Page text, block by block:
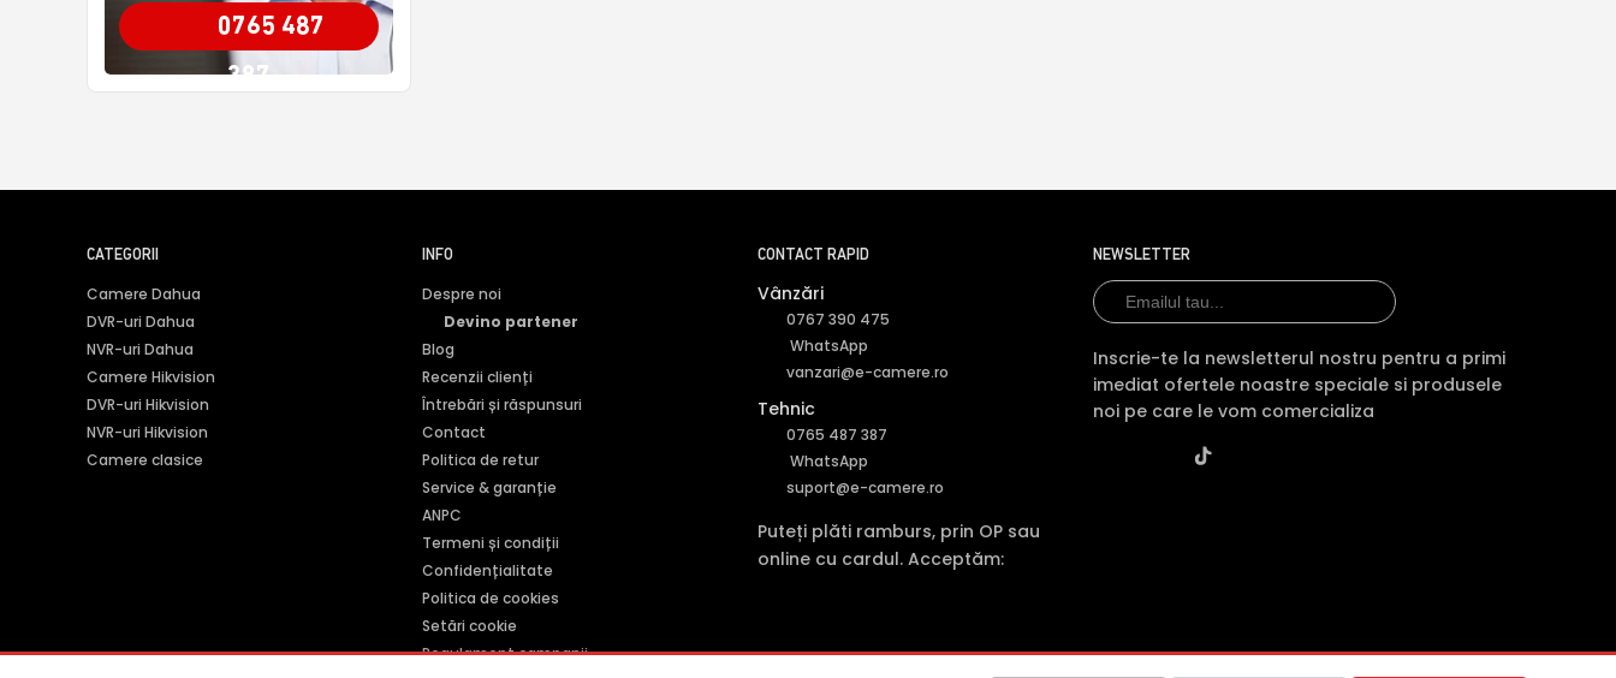
0765 487
387
CATEGORII
Camere Dahua
DVR-uri Dahua
NVR-uri Dahua
Camere Hikvision
DVR-uri Hikvision
NVR-uri Hikvision
Camere clasice
INFO
Despre noi
Devino partener
Blog
Recenzii clienți
Întrebări și răspunsuri
Contact
Politica de retur
Service & garanție
ANPC
Termeni și condiții
Confidențialitate
Politica de cookies
Setări cookie
Regulament campanii
CONTACT RAPID
Vânzări
0767 390 475
WhatsApp
vanzari@e-camere.ro
Tehnic
0765 487 387
WhatsApp
suport@e-camere.ro
Puteți plăti ramburs, prin OP sau
online cu cardul. Acceptăm:
NEWSLETTER
Inscrie-te la newsletterul nostru pentru a primi
imediat ofertele noastre speciale si produsele
noi pe care le vom comercializa